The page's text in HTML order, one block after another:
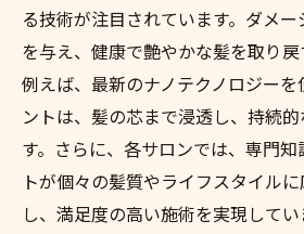
る技術が注目されています。ダメ
を与え、健康で艶やかな髪を取り戻
例えば、最新のナノテクノロジー
ントは、髪の芯まで浸透し、持続
す。さらに、各サロンでは、専門
トが個々の髪質やライフスタイル
し、満足度の高い施術を実現して